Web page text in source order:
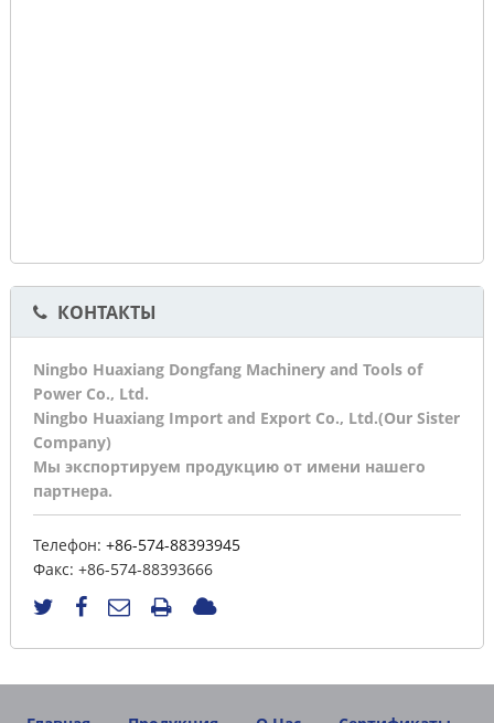
КОНТАКТЫ
Ningbo Huaxiang Dongfang Machinery and Tools of
Power Co., Ltd.
Ningbo Huaxiang Import and Export Co., Ltd.(Our Sister
Company)
Мы экспортируем продукцию от имени нашего
партнера.
Телефон: +86-574-88393945
Факс: +86-574-88393666